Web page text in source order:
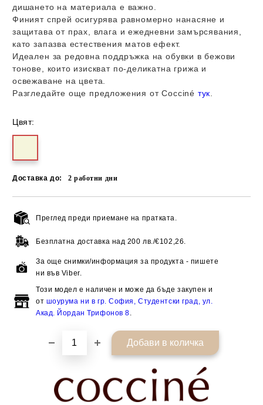
дишането на материала е важно.
Финият спрей осигурява равномерно нанасяне и
защитава от прах, влага и ежедневни замърсявания,
като запазва естествения матов ефект.
Идеален за редовна поддръжка на обувки в бежови
тонове, които изискват по-деликатна грижа и
освежаване на цвета.
Разгледайте още предложения отCocciné тук
Цвят:
Доставка до: 2работни дни
Преглед преди приемане на пратката.
Безплатна доставка над 200 лв./€102,26.
За още снимки/информация за продукта - пишете
ни във Viber.
Този модел е наличен и може да бъде закупен и
от шоурума ни в гр. София, Студентски град, ул.
Акад. Йордан Трифонов 8